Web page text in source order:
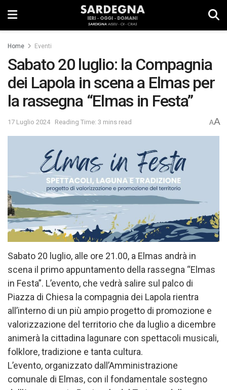
Home Eventi
Sabato 20 luglio: la Compagnia
dei Lapola in scena a Elmas per
la rassegna “Elmas in Festa”
17 Luglio 2024 Reading Time: 3 mins read AA
Sabato 20 luglio, alle ore 21.00, a Elmas andrà in
scena il primo appuntamento della rassegna “Elmas
in Festa”. L’evento, che vedrà salire sul palco di
Piazza di Chiesa la compagnia dei Lapola rientra
all’interno di un più ampio progetto di promozione e
valorizzazione del territorio che da luglio a dicembre
animerà la cittadina lagunare con spettacoli musicali,
folklore, tradizione e tanta cultura.
L’evento, organizzato dall’Amministrazione
comunale di Elmas, con il fondamentale sostegno